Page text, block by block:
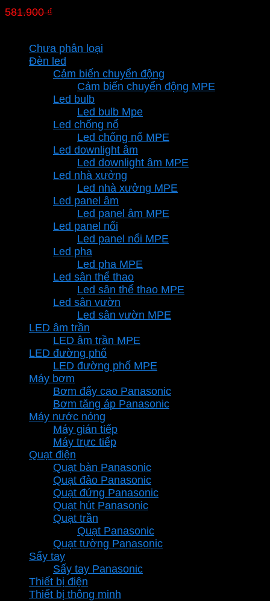
581.900₫
581.900 ₫.là:
Chưa phân loại
Đèn led
Cảm biến chuyển động
Cảm biến chuyển động MPE
Led bulb
Led bulb Mpe
Led chống nổ
Led chống nổ MPE
Led downlight âm
Led downlight âm MPE
Led nhà xưởng
Led nhà xưởng MPE
Led panel âm
Led panel âm MPE
Led panel nổi
Led panel nổi MPE
Led pha
Led pha MPE
Led sân thể thao
Led sân thể thao MPE
Led sân vườn
Led sân vườn MPE
LED âm trần
LED âm trần MPE
LED đường phố
LED đường phố MPE
Máy bơm
Bơm đẩy cao Panasonic
Bơm tăng áp Panasonic
Máy nước nóng
Máy gián tiếp
Máy trực tiếp
Quạt điện
Quạt bàn Panasonic
Quạt đảo Panasonic
Quạt đứng Panasonic
Quạt hút Panasonic
Quạt trần
Quạt Panasonic
Quạt tường Panasonic
Sấy tay
Sấy tay Panasonic
Thiết bị điện
Thiết bị thông minh